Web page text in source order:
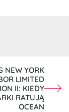
NEW YORK
LIMITED
II: KIEDY
RATUJĄ
OCEAN